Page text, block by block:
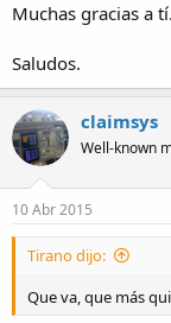
Muchas gracias a tí.
Saludos.
claimsys
Well-known
10 Abr 2015
Tirano dijo:
Que va, que más